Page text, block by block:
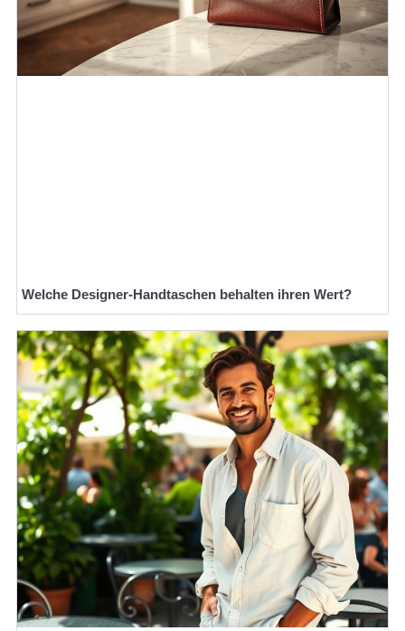
Welche Designer-Handtaschen behalten ihren Wert?